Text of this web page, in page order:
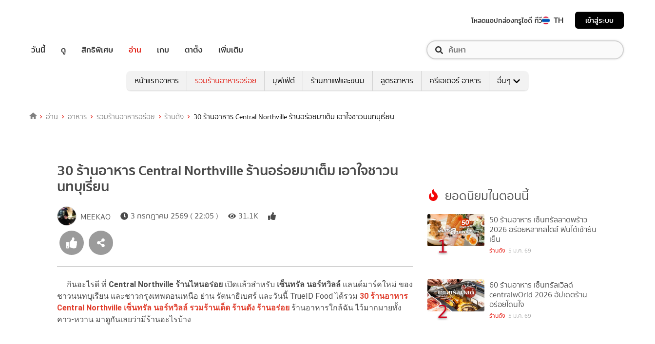
โหลดแอปกล่องทรูไอดี ทีวี TH เข้าสู่ระบบ
วันนี้ ดู สิทธิพิเศษ อ่าน เกม ตาตั้ง เพิ่มเติม
หน้าแรกอาหาร รวมร้านอาหารอร่อย บุฟเฟ่ต์ ร้านกาแฟและขนม สูตรอาหาร ครีเอเตอร์ อาหาร อื่นๆ
อ่าน อาหาร รวมร้านอาหารอร่อย ร้านดัง 30 ร้านอาหาร Central Northville ร้านอร่อยมาเต็ม เอาใจชาวนนทบุเรี่ยน
30 ร้านอาหาร Central Northville ร้านอร่อยมาเต็ม เอาใจชาวน
นทบุเรี่ยน
MEEKAO 3 กรกฎาคม 2569 ( 22:05 ) 31.1K
กินอะไรดี ที่ Central Northville ร้านไหนอร่อย เปิดแล้วสำหรับ เซ็นทรัล นอร์ทวิลล์ แลนด์มาร์คใหม่ ของ
ชาวนนทบุเรียน และชาวกรุงเทพตอนเหนือ ย่าน รัตนาธิเบศร์ และวันนี้ TrueID Food ได้รวม 30 ร้านอาหาร
Central Northville เซ็นทรัล นอร์ทวิลล์ รวมร้านเด็ด ร้านดัง ร้านอร่อย ร้านอาหารใกล้ฉัน ไว้มากมายทั้ง
คาว-หวาน มาดูกันเลยว่ามีร้านอะไรบ้าง
ยอดนิยมในตอนนี้
1
50 ร้านอาหาร เซ็นทรัลลาดพร้าว
2026 อร่อยหลากสไตล์ ฟินได้เช้ายัน
เย็น
ร้านดัง 5 ม.ค. 69
2
60 ร้านอาหาร เซ็นทรัลเวิลด์
centralwOrld 2026 อัปเดตร้าน
อร่อยโดนใจ
ร้านดัง 5 ม.ค. 69